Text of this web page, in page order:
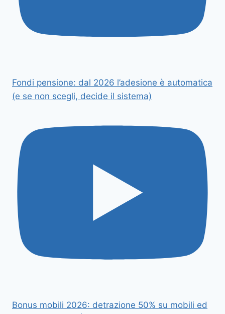
Fondi pensione: dal 2026 l’adesione è automatica
(e se non scegli, decide il sistema)
Bonus mobili 2026: detrazione 50% su mobili ed